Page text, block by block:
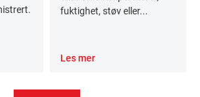
fuktighet, støv eller...
Les mer